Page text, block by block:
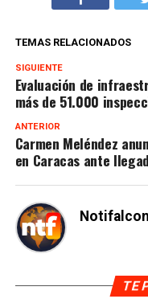
TEMAS RELACIONADOS
SIGUIENTE
Evaluación de
más de 51.000
ANTERIOR
Carmen Meléndez
en Caracas ante
Notifalcon
TE